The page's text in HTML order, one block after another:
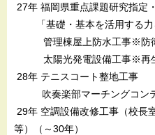
27年 福岡県重点課題研究指定
「基礎・基本を活用する力
管理棟屋上防水工事※防衛
太陽光発電設備工事※再生
28年 テニスコート整地工事
吹奏楽部マーチングコン
29年 空調設備改修工事（校長
等）（～30年）